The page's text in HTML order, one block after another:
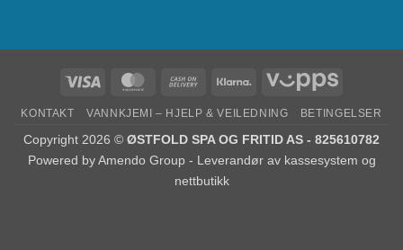
KONTAKT VANNKJEMI – HJELP & VEILEDNING BETINGELSER
Copyright 2026 © ØSTFOLD SPA OG FRITID AS - 825610782
Powered byAmendo Group - Leverandør av kassesystem og
nettbutikk